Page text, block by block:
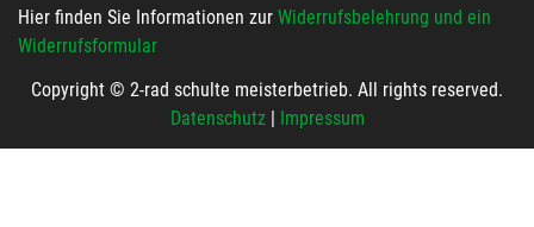
Hier finden Sie Informationen zur Widerrufsbelehrung und ein
Widerrufsformular
Copyright © 2-rad schulte meisterbetrieb. All rights reserved.
Datenschutz| Impressum